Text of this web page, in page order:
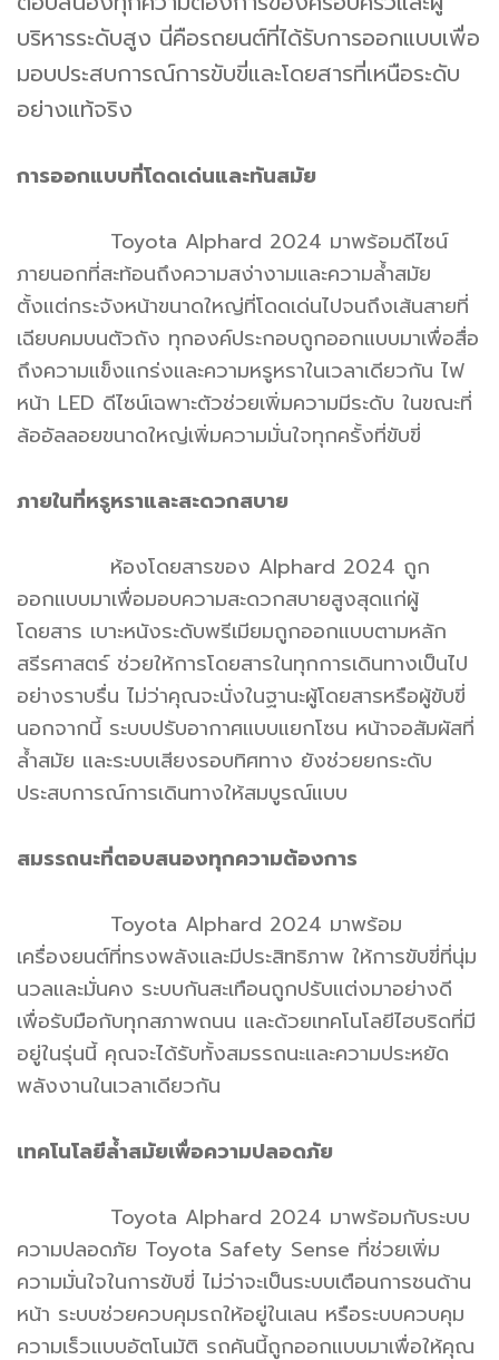
บริหารระดับสูง นี่คือรถยนต์ที่ได้รับการออกแบบเพื่อ
มอบประสบการณ์การขับขี่และโดยสารที่เหนือระดับ
อย่างแท้จริง
การออกแบบที่โดดเด่นและทันสมัย
Toyota Alphard 2024 มาพร้อมดีไซน์
ภายนอกที่สะท้อนถึงความสง่างามและความล้ำสมัย
ตั้งแต่กระจังหน้าขนาดใหญ่ที่โดดเด่นไปจนถึงเส้นสายที่
เฉียบคมบนตัวถัง ทุกองค์ประกอบถูกออกแบบมาเพื่อสื่อ
ถึงความแข็งแกร่งและความหรูหราในเวลาเดียวกัน ไฟ
หน้า LED ดีไซน์เฉพาะตัวช่วยเพิ่มความมีระดับ ในขณะที่
ล้ออัลลอยขนาดใหญ่เพิ่มความมั่นใจทุกครั้งที่ขับขี่
ภายในที่หรูหราและสะดวกสบาย
ห้องโดยสารของ Alphard 2024 ถูก
ออกแบบมาเพื่อมอบความสะดวกสบายสูงสุดแก่ผู้
โดยสาร เบาะหนังระดับพรีเมียมถูกออกแบบตามหลัก
สรีรศาสตร์ ช่วยให้การโดยสารในทุกการเดินทางเป็นไป
อย่างราบรื่น ไม่ว่าคุณจะนั่งในฐานะผู้โดยสารหรือผู้ขับขี่
นอกจากนี้ ระบบปรับอากาศแบบแยกโซน หน้าจอสัมผัสที่
ล้ำสมัย และระบบเสียงรอบทิศทาง ยังช่วยยกระดับ
ประสบการณ์การเดินทางให้สมบูรณ์แบบ
สมรรถนะที่ตอบสนองทุกความต้องการ
Toyota Alphard 2024 มาพร้อม
เครื่องยนต์ที่ทรงพลังและมีประสิทธิภาพ ให้การขับขี่ที่นุ่ม
นวลและมั่นคง ระบบกันสะเทือนถูกปรับแต่งมาอย่างดี
เพื่อรับมือกับทุกสภาพถนน และด้วยเทคโนโลยีไฮบริดที่มี
อยู่ในรุ่นนี้ คุณจะได้รับทั้งสมรรถนะและความประหยัด
พลังงานในเวลาเดียวกัน
เทคโนโลยีล้ำสมัยเพื่อความปลอดภัย
Toyota Alphard 2024 มาพร้อมกับระบบ
ความปลอดภัย Toyota Safety Sense ที่ช่วยเพิ่ม
ความมั่นใจในการขับขี่ ไม่ว่าจะเป็นระบบเตือนการชนด้าน
หน้า ระบบช่วยควบคุมรถให้อยู่ในเลน หรือระบบควบคุม
ความเร็วแบบอัตโนมัติ รถคันนี้ถูกออกแบบมาเพื่อให้คุณ